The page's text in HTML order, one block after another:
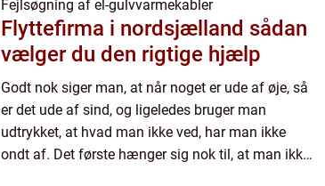
Fejlsøgning af el-gulvvarmekabler
Flyttefirma i nordsjælland sådan
vælger du den rigtige hjælp
Godt nok siger man, at når noget er ude af øje, så
er det ude af sind, og ligeledes bruger man
udtrykket, at hvad man ikke ved, har man ikke
ondt af. Det første hænger sig nok til, at man ikke